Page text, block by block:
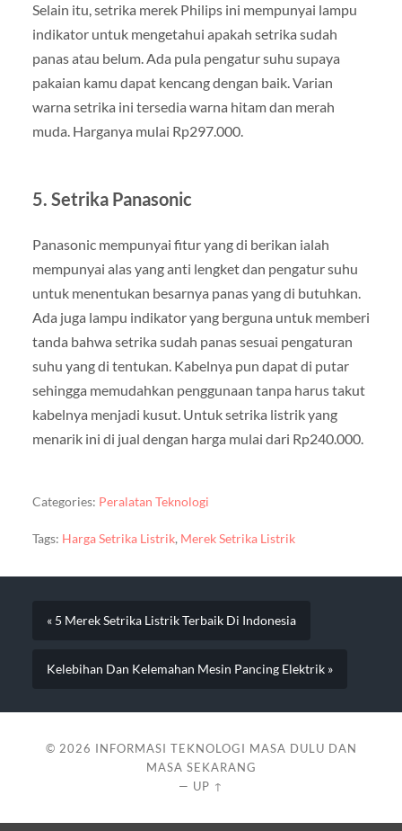
Selain itu, setrika merek Philips ini mempunyai lampu
indikator untuk mengetahui apakah setrika sudah
panas atau belum. Ada pula pengatur suhu supaya
pakaian kamu dapat kencang dengan baik. Varian
warna setrika ini tersedia warna hitam dan merah
muda. Harganya mulai Rp297.000.
5. Setrika Panasonic
Panasonic mempunyai fitur yang di berikan ialah
mempunyai alas yang anti lengket dan pengatur suhu
untuk menentukan besarnya panas yang di butuhkan.
Ada juga lampu indikator yang berguna untuk memberi
tanda bahwa setrika sudah panas sesuai pengaturan
suhu yang di tentukan. Kabelnya pun dapat di putar
sehingga memudahkan penggunaan tanpa harus takut
kabelnya menjadi kusut. Untuk setrika listrik yang
menarik ini di jual dengan harga mulai dari Rp240.000.
Categories: Peralatan Teknologi
Tags: Harga Setrika Listrik, Merek Setrika Listrik
« 5 Merek Setrika Listrik Terbaik Di Indonesia
Kelebihan Dan Kelemahan Mesin Pancing Elektrik »
© 2026 INFORMASI TEKNOLOGI MASA DULU DAN
MASA SEKARANG
— UP ↑